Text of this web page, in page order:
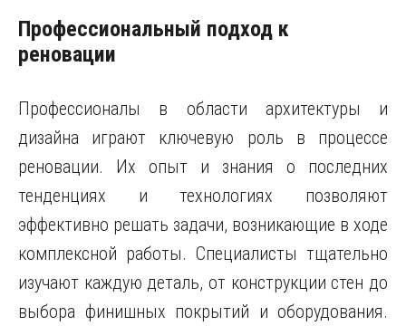
Профессиональный подход к
реновации
Профессионалы в области архитектуры и
дизайна играют ключевую роль в процессе
реновации. Их опыт и знания о последних
тенденциях и технологиях позволяют
эффективно решать задачи, возникающие в ходе
комплексной работы. Специалисты тщательно
изучают каждую деталь, от конструкции стен до
выбора финишных покрытий и оборудования.